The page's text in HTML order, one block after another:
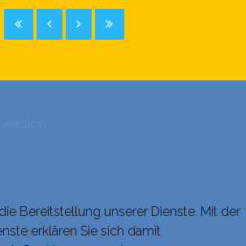
Bereitstellung unserer Dienste. Mit der
erklären Sie sich damit